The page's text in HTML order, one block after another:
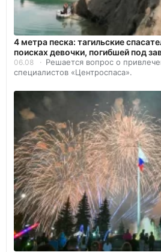
4 метра песка: тагильские
поисках девочки, погибшей под
06.08
Решается вопрос о
специалистов «Центроспаса».